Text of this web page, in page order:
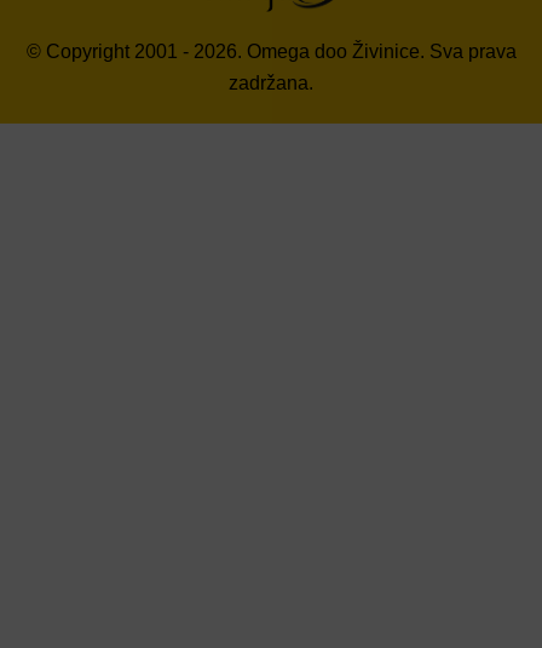
© Copyright 2001 - 2026. Omega doo Živinice. Sva prava
zadržana.